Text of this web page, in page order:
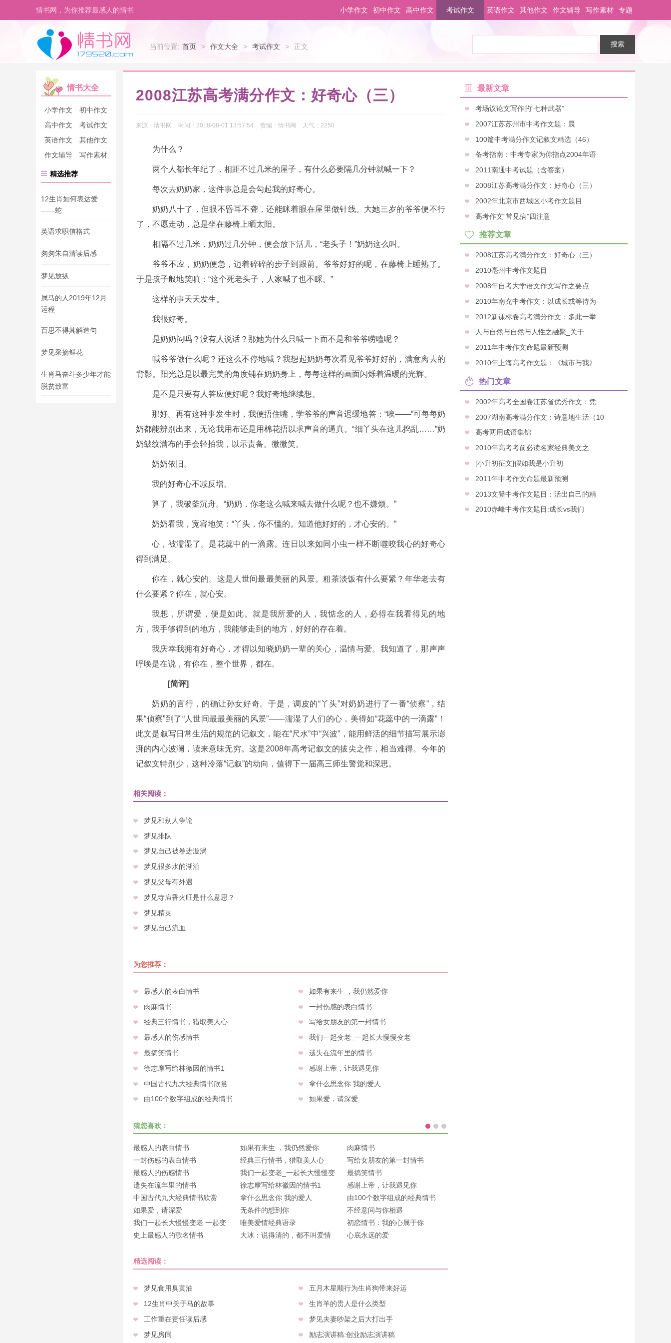
情书网，为你推荐最感人的情书 小学作文 初中作文 高中作文 考试作文 英语作文 其他作文 作文辅导 写作素材 专题
当前位置: 首页 > 作文大全 > 考试作文 > 正文
情书大全
小学作文
初中作文
高中作文
考试作文
英语作文
其他作文
作文辅导
写作素材
精选推荐
12生肖如何表达爱
——蛇
英语求职信格式
匆匆朱自清读后感
梦见放纵
属马的人2019年12月
运程
百思不得其解造句
梦见采摘鲜花
生肖马奋斗多少年才能
脱贫致富
2008江苏高考满分作文：好奇心（三）
来源： 情书网 时间： 2018-08-01 13:57:54 责编： 情书网 人气： 2250
为什么？
两个人都长年纪了，相距不过几米的屋子，有什么必要隔几分钟就喊一下？
每次去奶奶家，这件事总是会勾起我的好奇心。
奶奶八十了，但眼不昏耳不聋，还能眯着眼在屋里做针线。大她三岁的爷爷便不行
了，不愿走动，总是坐在藤椅上晒太阳。
相隔不过几米，奶奶过几分钟，便会放下活儿，“老头子！”奶奶这么叫。
爷爷不应，奶奶便急，迈着碎碎的步子到跟前。爷爷好好的呢，在藤椅上睡熟了。
于是孩子般地笑嗔：“这个死老头子，人家喊了也不睬。”
这样的事天天发生。
我很好奇。
是奶奶闷吗？没有人说话？那她为什么只喊一下而不是和爷爷唠嗑呢？
喊爷爷做什么呢？还这么不停地喊？我想起奶奶每次看见爷爷好好的，满意离去的
背影。阳光总是以最完美的角度铺在奶奶身上，每每这样的画面闪烁着温暖的光辉。
是不是只要有人答应便好呢？我好奇地继续想。
那好。再有这种事发生时，我便捂住嘴，学爷爷的声音迟缓地答：“唉——”可每每奶
奶都能辨别出来，无论我用布还是用棉花捂以求声音的逼真。“细丫头在这儿捣乱……”奶
奶皱纹满布的手会轻拍我，以示责备。微微笑。
奶奶依旧。
我的好奇心不减反增。
算了，我破釜沉舟。“奶奶，你老这么喊来喊去做什么呢？也不嫌烦。”
奶奶看我，宽容地笑：“丫头，你不懂的。知道他好好的，才心安的。”
心，被濡湿了。是花蕊中的一滴露。连日以来如同小虫一样不断噬咬我心的好奇心
得到满足。
你在，就心安的。这是人世间最最美丽的风景。粗茶淡饭有什么要紧？年华老去有
什么要紧？你在，就心安。
我想，所谓爱，便是如此。就是我所爱的人，我惦念的人，必得在我看得见的地
方，我手够得到的地方，我能够走到的地方，好好的存在着。
我庆幸我拥有好奇心，才得以知晓奶奶一辈的关心，温情与爱。我知道了，那声声
呼唤是在说，有你在，整个世界，都在。
[简评]
奶奶的言行，的确让孙女好奇。于是，调皮的“丫头”对奶奶进行了一番“侦察”，结
果“侦察”到了“人世间最最美丽的风景”——濡湿了人们的心，美得如“花蕊中的一滴露”！
此文是叙写日常生活的规范的记叙文，能在“尺水”中“兴波”，能用鲜活的细节描写展示澎
湃的内心波澜，读来意味无穷。这是2008年高考记叙文的拔尖之作，相当难得。今年的
记叙文特别少，这种冷落“记叙”的动向，值得下一届高三师生警觉和深思。
相关阅读：
梦见和别人争论
梦见排队
梦见自己被卷进漩涡
梦见很多水的湖泊
梦见父母有外遇
梦见寺庙香火旺是什么意思？
梦见精灵
梦见自己流血
为您推荐：
最感人的表白情书
如果有来生 ，我仍然爱你
肉麻情书
一封伤感的表白情书
经典三行情书，猎取美人心
写给女朋友的第一封情书
最感人的伤感情书
我们一起变老_一起长大慢慢变老
最搞笑情书
遗失在流年里的情书
徐志摩写给林徽因的情书1
感谢上帝，让我遇见你
中国古代九大经典情书欣赏
拿什么思念你 我的爱人
由100个数字组成的经典情书
如果爱，请深爱
猜您喜欢：
最感人的表白情书 如果有来生 ，我仍然爱你
肉麻情书
一封伤感的表白情书
经典三行情书，猎取美人心
写给女朋友的第一封情书
最感人的伤感情书
我们一起变老_一起长大慢慢变
老
最搞笑情书
遗失在流年里的情书
徐志摩写给林徽因的情书1
感谢上帝，让我遇见你
中国古代九大经典情书欣赏
拿什么思念你 我的爱人
由100个数字组成的经典情书
如果爱，请深爱
无条件的想到你
不经意间与你相遇
我们一起长大慢慢变老 一起变
老
唯美爱情经典语录
初恋情书：我的心属于你
史上最感人的歌名情书
大冰：说得清的，都不叫爱情 心底永远的爱
精选阅读：
梦见食用臭黄油
五月木星顺行为生肖狗带来好运
12生肖中关于马的故事
生肖羊的贵人是什么类型
工作重在责任读后感
梦见夫妻吵架之后大打出手
梦见房间
励志演讲稿:创业励志演讲稿
最新文章
考场议论文写作的“七种武器”
2007江苏苏州市中考作文题：晨
100篇中考满分作文记叙文精选（46）
备考指南：中考专家为你指点2004年语
2011南通中考试题（含答案）
2008江苏高考满分作文：好奇心（三）
2002年北京市西城区小考作文题目
高考作文“常见病”四注意
推荐文章
2008江苏高考满分作文：好奇心（三）
2010亳州中考作文题目
2008年自考大学语文作文写作之要点
2010年南充中考作文：以成长或等待为
2012新课标卷高考满分作文：多此一举
人与自然与自然与人性之融聚_关于
2011年中考作文命题最新预测
2010年上海高考作文题：《城市与我》
热门文章
2002年高考全国卷江苏省优秀作文：凭
2007湖南高考满分作文：诗意地生活（10
高考两用成语集锦
2010年高考考前必读名家经典美文之
[小升初征文]假如我是小升初
2011年中考作文命题最新预测
2013文登中考作文题目：活出自己的精
2010赤峰中考作文题目:成长vs我们